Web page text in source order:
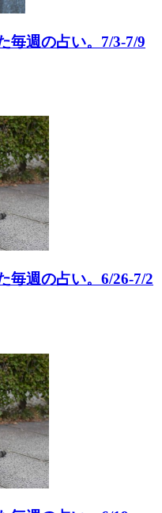
毎週の占い。7/3-7/9
毎週の占い。6/26-7/2